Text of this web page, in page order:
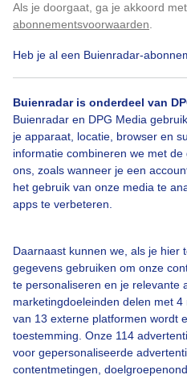
Als je doorgaat, ga je akkoord
abonnementsvoorwaarden
Heb je al een Buienradar-
Buienradar is onderdeel van
Buienradar en DPG Media
je apparaat, locatie, browser en
informatie combineren we met
ons, zoals wanneer je een
het gebruik van onze media te
apps te verbeteren.
Daarnaast kunnen we, als je hier
gegevens gebruiken om onze
te personaliseren en je relevante
marketingdoeleinden delen met
van 13 externe platformen wordt
toestemming. Onze 114
voor gepersonaliseerde
contentmetingen,
Een moment
Over Buienradar
Bedrijfsgegevens
Veelgestelde vragen
Klik hierom dit